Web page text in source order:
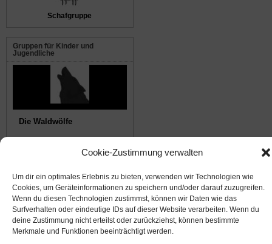
Cookie-Zustimmung verwalten
Um dir ein optimales Erlebnis zu bieten, verwenden wir Technologien wie
Cookies, um Geräteinformationen zu speichern und/oder darauf zuzugreifen.
Wenn du diesen Technologien zustimmst, können wir Daten wie das
Surfverhalten oder eindeutige IDs auf dieser Website verarbeiten. Wenn du
deine Zustimmung nicht erteilst oder zurückziehst, können bestimmte
Merkmale und Funktionen beeinträchtigt werden.
Schafgruppe
Gruppen für Kinder und
Jugendliche
Die Waldwölfe
NABU Seeheim|Impressum| Datenschutz| Cookie-Richtlinie
Suffusion theme by Sayontan Sinha